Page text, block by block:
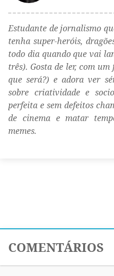
Estudante de jornalismo
tenha super-heróis,
todo dia quando que vai
três). Gosta de ler, com
que será?) e adora ver
sobre criatividade e
perfeita e sem defeitos
de cinema e matar
memes.
COMENTÁRIOS